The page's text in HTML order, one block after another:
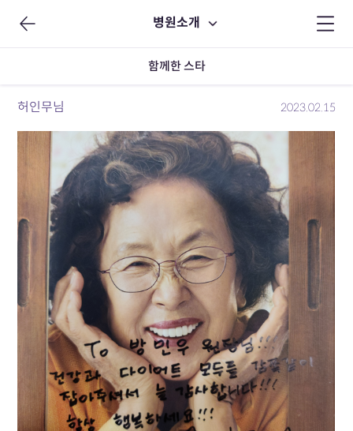
병원소개
함께한 스타
허인무님 2023.02.15